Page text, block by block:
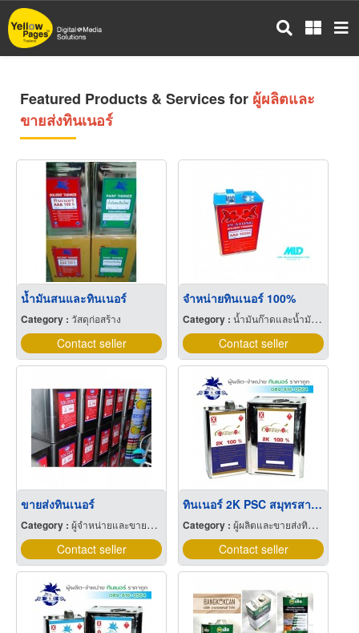
Skip
to
main
Featured Products & Services for ผู้ผลิตและ
ขายส่งทินเนอร์
น้ำมันสนและทินเนอร์
Category : วัสดุก่อสร้าง
Contact seller
จำหน่ายทินเนอร์ 100%
Category :น้ำมันก๊าดและน้ำมันสน
Contact seller
ขายส่งทินเนอร์
Category : ผู้จำหน่ายและขายส่งสี
Contact seller
ทินเนอร์ 2K PSC สมุทรสาคร
Category :ผู้ผลิตและขายส่งทินเนอร์
Contact seller